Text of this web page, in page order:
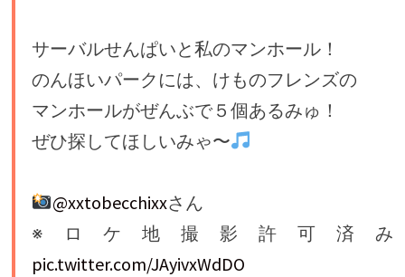
サーバルせんぱいと私のマンホール！
のんほいパークには、けものフレンズの
マンホールがぜんぶで５個あるみゅ！
ぜひ探してほしいみゃ〜
@xxtobecchixxさん
※ロケ地撮影許可済み
pic.twitter.com/JAyivxWdDO